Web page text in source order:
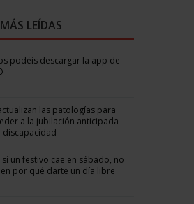
LEÍDAS
podéis descargar la app de
las patologías para
a la jubilación anticipada
discapacidad
si un festivo cae en sábado, no
por qué darte un día libre